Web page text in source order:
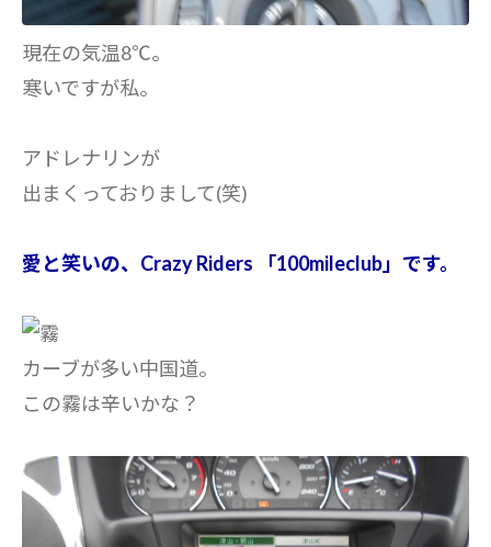
現在の気温8℃。
寒いですが私。
アドレナリンが
出まくっておりまして(笑)
愛と笑いの、Crazy Riders 「100mileclub」です。
カーブが多い中国道。
この霧は辛いかな？